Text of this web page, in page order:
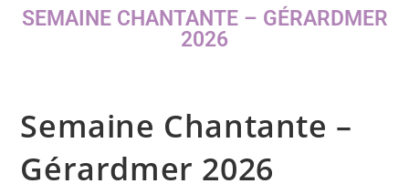
SEMAINE CHANTANTE – GÉRARDMER
2026
Semaine Chantante –
Gérardmer 2026